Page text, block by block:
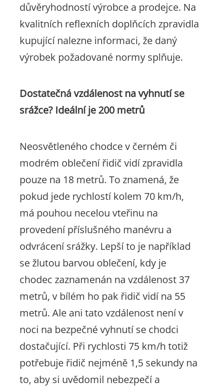
důvěryhodností výrobce a prodejce. Na
kvalitních reflexních doplňcích zpravidla
kupující nalezne informaci, že daný
výrobek požadované normy splňuje.
Dostatečná vzdálenost na vyhnutí se
srážce? Ideální je 200 metrů
Neosvětleného chodce v černém či
modrém oblečení řidič vidí zpravidla
pouze na 18 metrů. To znamená, že
pokud jede rychlostí kolem 70 km/h,
má pouhou necelou vteřinu na
provedení příslušného manévru a
odvrácení srážky. Lepší to je například
se žlutou barvou oblečení, kdy je
chodec zaznamenán na vzdálenost 37
metrů, v bílém ho pak řidič vidí na 55
metrů. Ale ani tato vzdálenost není v
noci na bezpečné vyhnutí se chodci
dostačující. Při rychlosti 75 km/h totiž
potřebuje řidič nejméně 1,5 sekundy na
to, aby si uvědomil nebezpečí a